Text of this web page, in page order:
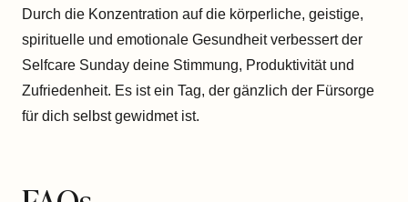
Durch die Konzentration auf die körperliche, geistige,
spirituelle und emotionale Gesundheit verbessert der
Selfcare Sunday deine Stimmung, Produktivität und
Zufriedenheit. Es ist ein Tag, der gänzlich der Fürsorge
für dich selbst gewidmet ist.